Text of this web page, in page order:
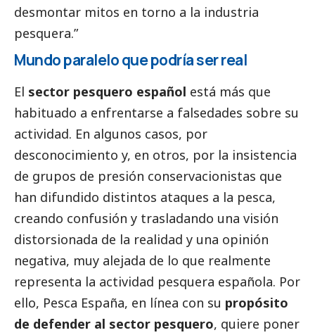
desmontar mitos en torno a la industria
pesquera.”
Mundo paralelo que podría ser real
El sector pesquero español está más que
habituado a enfrentarse a falsedades sobre su
actividad. En algunos casos, por
desconocimiento y, en otros, por la insistencia
de grupos de presión conservacionistas que
han difundido distintos ataques a la pesca,
creando confusión y trasladando una visión
distorsionada de la realidad y una opinión
negativa, muy alejada de lo que realmente
representa la actividad pesquera española. Por
ello, Pesca España, en línea con su propósito
de defender al sector pesquero, quiere poner